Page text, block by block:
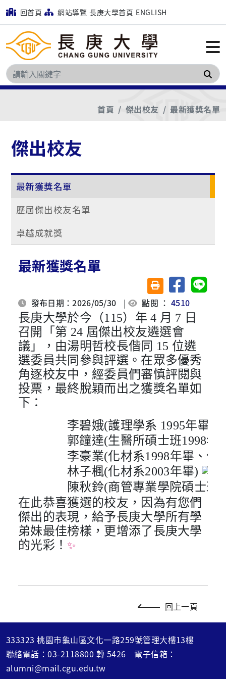
回首頁 網站導覽 長庚大學首頁 ENGLISH
搜
首頁 傑出校友 最新獲獎名單
傑出校友
最新獲獎名單
歷屆傑出校友名單
卓越成就獎
最新獲獎名單
友善列印(另開視窗)
分享至臉書分享
發布日期：2026/05/30 | 點閱 ：4510
長庚大學於今（115）年 4 月 7 日
召開「第 24 屆傑出校友遴選會
議」，由湯明哲校長偕同 15 位遴
選委員共同參與評選。在眾多優秀
角逐校友中，經委員們審慎評閱與
投票，最終脫穎而出之獲獎名單如
下：
李碧娥(護理學系 1995年畢)
郭鐘達(生醫所碩士班1998年
李豪業(化材系1998年畢、化
林子楓(化材系2003年畢)
陳秋鈴(商管專業學院碩士班
在此恭喜獲選的校友，因為有您們
傑出的表現，給予長庚大學所有學
弟妹最佳榜樣，更增添了長庚大學
的光彩！ ✨
回上一頁
333323 桃園市龜山區文化一路259號管理大樓13樓
聯絡電話：03-2118800 轉 5426
電子信箱：
alumni@mail.cgu.edu.tw